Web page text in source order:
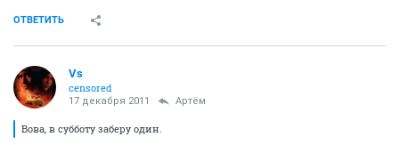
ОТВЕТИТЬ
Vs
censored
17 декабря 2011 Артём
Вова, в субботу заберу один.